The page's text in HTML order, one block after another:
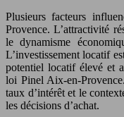
Plusieurs facteurs
Provence. L’attractivité
le dynamisme
L’investissement locatif
potentiel locatif élevé et
loi Pinel Aix-en-
taux d’intérêt et le
les décisions d’achat.